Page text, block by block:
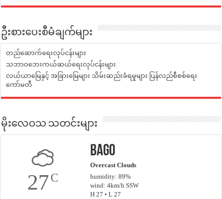
ဦးစားပေးစီမံချက်များ
တည်ဆောက်ရေးလုပ်ငန်းများ
သဘာဝဘေးကယ်ဆယ်ရေးလုပ်ငန်းများ
လယ်ယာမြေနှင့် အခြားမြေများ သိမ်းဆည်းခံရမှုများ ပြန်လည်စီစစ်ရေး
ကော်မတီ
မိုးလေဝသ သတင်းများ
27C
Bago
Overcast Clouds
humidity: 89%
wind: 4km/h SSW
H 27 • L 27